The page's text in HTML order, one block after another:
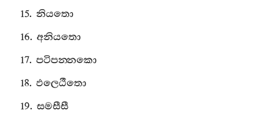
15. නියතො
16. අනියතො
17. පටිපන‍්නකො
18. ඵලෙඨීතො
19. සමසීසී